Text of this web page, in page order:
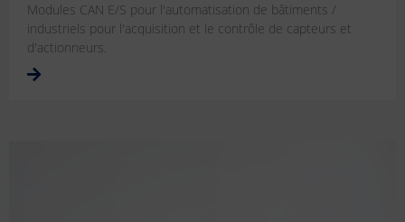
Modules CAN E/S pour l'automatisation de bâtiments /
industriels pour l'acquisition et le contrôle de capteurs et
d'actionneurs.